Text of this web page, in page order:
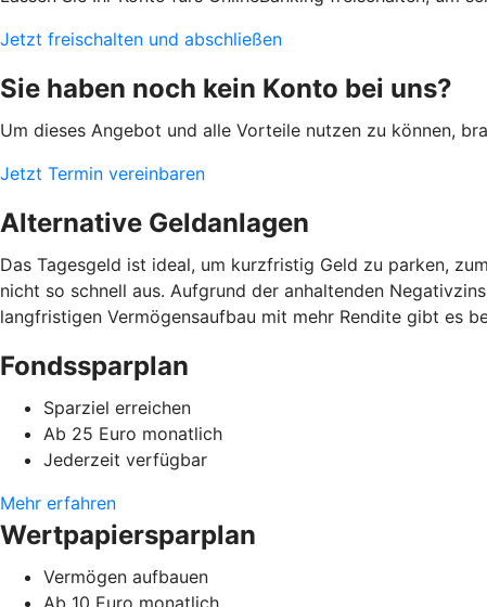
Jetzt freischalten und abschließen
Sie haben noch kein Konto bei uns?
Um dieses Angebot und alle Vorteile nutzen zu können,
Jetzt Termin vereinbaren
Alternative Geldanlagen
Das Tagesgeld ist ideal, um kurzfristig Geld zu parken,
nicht so schnell aus. Aufgrund der anhaltenden
langfristigen Vermögensaufbau mit mehr Rendite gibt es
Fondssparplan
Sparziel erreichen
Ab 25 Euro monatlich
Jederzeit verfügbar
Mehr erfahren
Wertpapiersparplan
Vermögen aufbauen
Ab 10 Euro monatlich